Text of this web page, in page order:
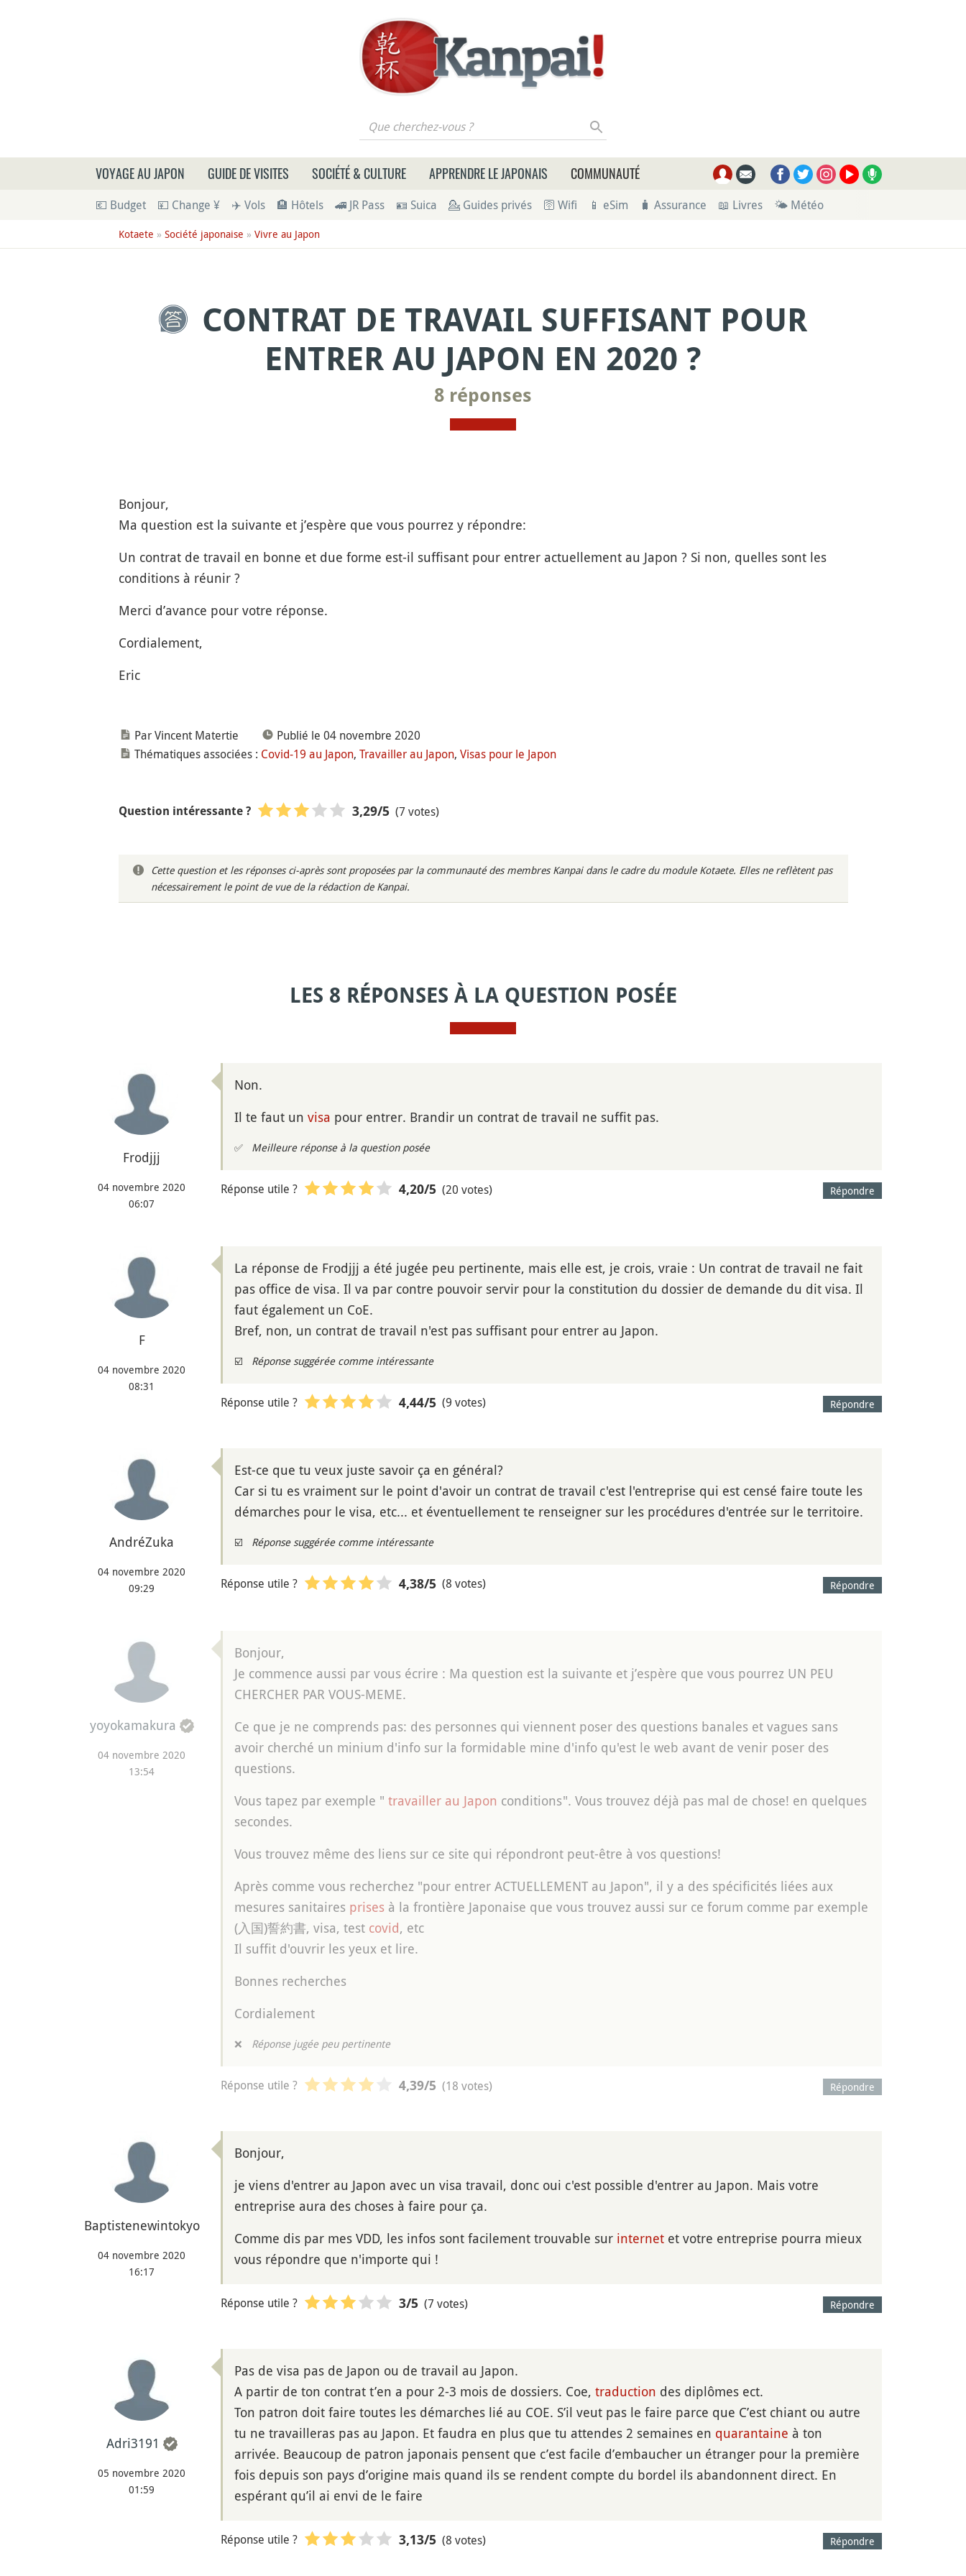
Que cherchez-vous ?
VOYAGE AU JAPON GUIDE DE VISITES SOCIÉTÉ & CULTURE APPRENDRE LE JAPONAIS COMMUNAUTÉ
💶 Budget 💴 Change ¥ ✈️ Vols 🏨 Hôtels 🚄 JR Pass 🪪 Suica 💁 Guides privés 🛜 Wifi 📱 eSim 🧳 Assurance 📖 Livres 🌤 Météo
Kotaete » Société japonaise » Vivre au Japon
CONTRAT DE TRAVAIL SUFFISANT POUR
ENTRER AU JAPON EN 2020 ?
8 réponses
Bonjour,
Ma question est la suivante et j’espère que vous pourrez y répondre:
Un contrat de travail en bonne et due forme est-il suffisant pour entrer actuellement au Japon ? Si non, quelles sont les
conditions à réunir ?
Merci d’avance pour votre réponse.
Cordialement,
Eric
Par Vincent Matertie
Publié le 04 novembre 2020
Thématiques associées : Covid-19 au Japon, Travailler au Japon, Visas pour le Japon
Question intéressante ? 3,29/5 (7 votes)
Cette question et les réponses ci-après sont proposées par la communauté des membres Kanpai dans le cadre du module Kotaete. Elles ne reflètent pas
nécessairement le point de vue de la rédaction de Kanpai.
LES 8 RÉPONSES À LA QUESTION POSÉE
Frodjjj
04 novembre 2020
06:07
Non.
Il te faut un visa pour entrer. Brandir un contrat de travail ne suffit pas.
✅ Meilleure réponse à la question posée
Répondre
Réponse utile ? 4,20/5 (20 votes)
F
04 novembre 2020
08:31
La réponse de Frodjjj a été jugée peu pertinente, mais elle est, je crois, vraie : Un contrat de travail ne fait
pas office de visa. Il va par contre pouvoir servir pour la constitution du dossier de demande du dit visa. Il
faut également un CoE.
Bref, non, un contrat de travail n'est pas suffisant pour entrer au Japon.
☑️ Réponse suggérée comme intéressante
Répondre
Réponse utile ? 4,44/5 (9 votes)
AndréZuka
04 novembre 2020
09:29
Est-ce que tu veux juste savoir ça en général?
Car si tu es vraiment sur le point d'avoir un contrat de travail c'est l'entreprise qui est censé faire toute les
démarches pour le visa, etc... et éventuellement te renseigner sur les procédures d'entrée sur le territoire.
☑️ Réponse suggérée comme intéressante
Répondre
Réponse utile ? 4,38/5 (8 votes)
yoyokamakura
04 novembre 2020
13:54
Bonjour,
Je commence aussi par vous écrire : Ma question est la suivante et j’espère que vous pourrez UN PEU
CHERCHER PAR VOUS-MEME.
Ce que je ne comprends pas: des personnes qui viennent poser des questions banales et vagues sans
avoir cherché un minium d'info sur la formidable mine d'info qu'est le web avant de venir poser des
questions.
Vous tapez par exemple " travailler au Japon conditions". Vous trouvez déjà pas mal de chose! en quelques
secondes.
Vous trouvez même des liens sur ce site qui répondront peut-être à vos questions!
Après comme vous recherchez "pour entrer ACTUELLEMENT au Japon", il y a des spécificités liées aux
mesures sanitaires prises à la frontière Japonaise que vous trouvez aussi sur ce forum comme par exemple
(入国)誓約書, visa, test covid, etc
Il suffit d'ouvrir les yeux et lire.
Bonnes recherches
Cordialement
❌ Réponse jugée peu pertinente
Répondre
Réponse utile ? 4,39/5 (18 votes)
Baptistenewintokyo
04 novembre 2020
16:17
Bonjour,
je viens d'entrer au Japon avec un visa travail, donc oui c'est possible d'entrer au Japon. Mais votre
entreprise aura des choses à faire pour ça.
Comme dis par mes VDD, les infos sont facilement trouvable sur internet et votre entreprise pourra mieux
vous répondre que n'importe qui !
Répondre
Réponse utile ? 3/5 (7 votes)
Adri3191
05 novembre 2020
01:59
Pas de visa pas de Japon ou de travail au Japon.
A partir de ton contrat t’en a pour 2-3 mois de dossiers. Coe, traduction des diplômes ect.
Ton patron doit faire toutes les démarches lié au COE. S’il veut pas le faire parce que C’est chiant ou autre
tu ne travailleras pas au Japon. Et faudra en plus que tu attendes 2 semaines en quarantaine à ton
arrivée. Beaucoup de patron japonais pensent que c’est facile d’embaucher un étranger pour la première
fois depuis son pays d’origine mais quand ils se rendent compte du bordel ils abandonnent direct. En
espérant qu’il ai envi de le faire
Répondre
Réponse utile ? 3,13/5 (8 votes)